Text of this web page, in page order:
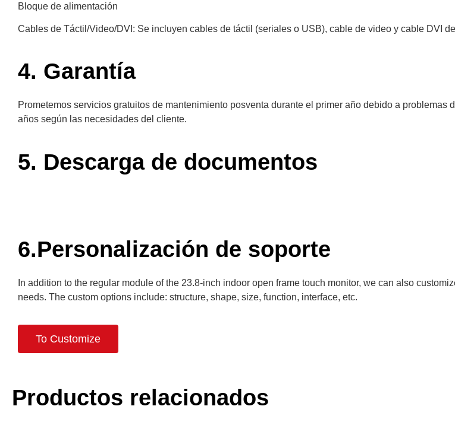
Bloque de alimentación
Cables de Táctil/Video/DVI: Se incluyen cables de táctil (seriales o USB), cable de video y cable DVI
4. Garantía
Prometemos servicios gratuitos de mantenimiento posventa durante el primer año debido a problemas
años según las necesidades del cliente.
5. Descarga de documentos
6.Personalización de soporte
In addition to the regular module of the 23.8-inch indoor open frame touch monitor, we can also
needs. The custom options include: structure, shape, size, function, interface, etc.
To Customize
Productos relacionados